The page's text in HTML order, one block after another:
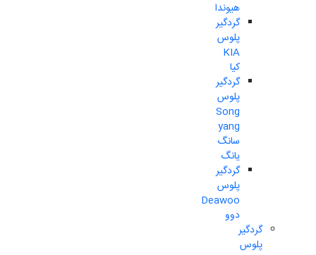
هیوندا
گردگیر
پلوس
KIA
کیا
گردگیر
پلوس
Song
yang
سانگ
یانگ
گردگیر
پلوس
Deawoo
دوو
گردگیر
پلوس